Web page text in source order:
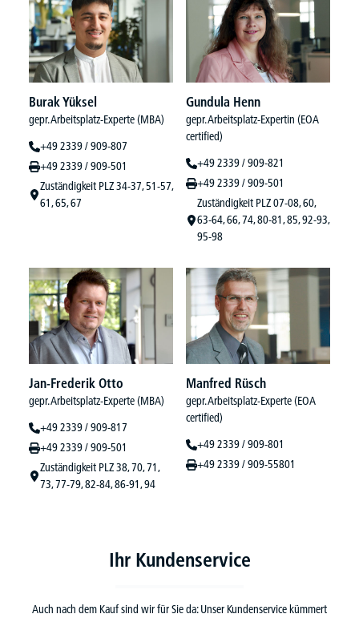
Burak Yüksel
gepr. Arbeitsplatz-Experte (MBA)
+49 2339 / 909-807
+49 2339 / 909-501
Zuständigkeit PLZ 34-37, 51-57,
61, 65, 67
Gundula Henn
gepr. Arbeitsplatz-Expertin (EOA
certified)
+49 2339 / 909-821
+49 2339 / 909-501
Zuständigkeit PLZ 07-08, 60,
63-64, 66, 74, 80-81, 85, 92-93,
95-98
Jan-Frederik Otto
gepr. Arbeitsplatz-Experte (MBA)
+49 2339 / 909-817
+49 2339 / 909-501
Zuständigkeit PLZ 38, 70, 71,
73, 77-79, 82-84, 86-91, 94
Manfred Rüsch
gepr. Arbeitsplatz-Experte (EOA
certified)
+49 2339 / 909-801
+49 2339 / 909-55801
Ihr Kundenservice
Auch nach dem Kauf sind wir für Sie da: Unser Kundenservice kümmert